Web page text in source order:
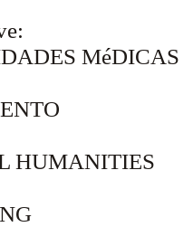
MéDICAS
HUMANITIES